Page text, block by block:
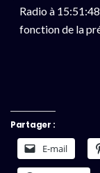
Radio à
fonction de la
Partager :
E-mail